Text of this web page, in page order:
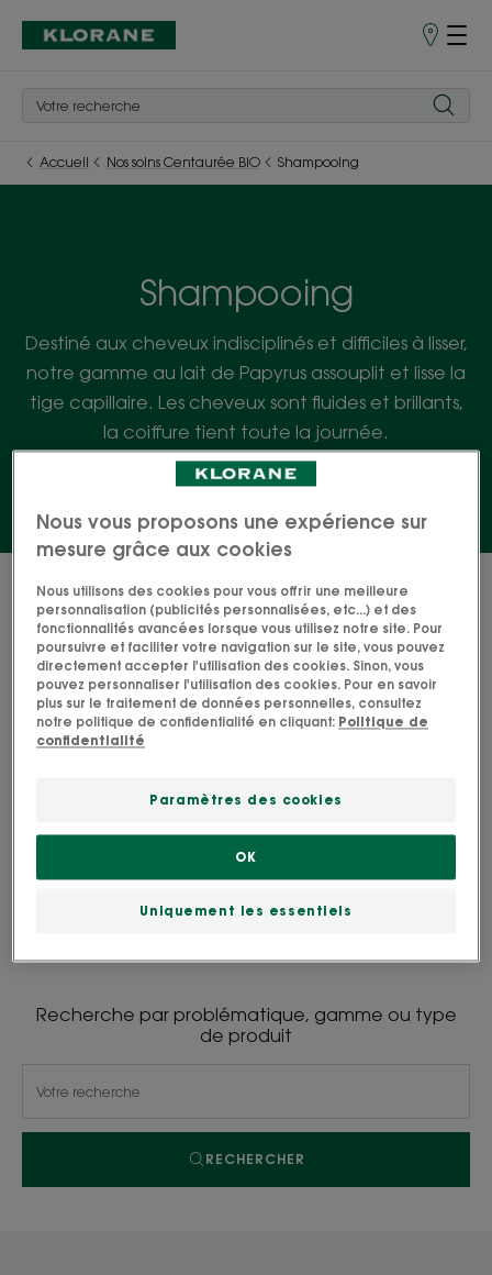
Points
Accueil Nos soins Centaurée BIO Shampooing
Shampooing
Destiné aux cheveux indisciplinés et difficiles à lisser,
notre gamme au lait de Papyrus assouplit et lisse la
tige capillaire. Les cheveux sont fluides et brillants,
la coiffure tient toute la journée.
1 résultat pour "Shampooing"
Shampooing
déjaunissant
à
la
Centaurée
Shampooing
déjaunissant à la
Recherche par problématique, gamme ou type
de produit
RECHERCHER
Nous vous proposons une expérience sur
mesure grâce aux cookies
Nous utilisons des cookies pour vous offrir une meilleure
personnalisation (publicités personnalisées, etc...) et des
fonctionnalités avancées lorsque vous utilisez notre site. Pour
poursuivre et faciliter votre navigation sur le site, vous pouvez
directement accepter l'utilisation des cookies. Sinon, vous
pouvez personnaliser l'utilisation des cookies. Pour en savoir
plus sur le traitement de données personnelles, consultez
notre politique de confidentialité en cliquant: Politique de
confidentialité
Paramètres des cookies
Uniquement les essentiels
OK